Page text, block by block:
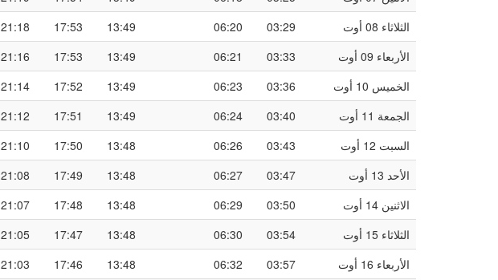
الثلاثاء 08 أوت
03:29
06:20
13:49
17:53
21:18
الأربعاء 09 أوت
03:33
06:21
13:49
17:53
21:16
الخميس 10 أوت
03:36
06:23
13:49
17:52
21:14
الجمعة 11 أوت
03:40
06:24
13:49
17:51
21:12
السبت 12 أوت
03:43
06:26
13:48
17:50
21:10
الأحد 13 أوت
03:47
06:27
13:48
17:49
21:08
الاثنين 14 أوت
03:50
06:29
13:48
17:48
21:07
الثلاثاء 15 أوت
03:54
06:30
13:48
17:47
21:05
الأربعاء 16 أوت
03:57
06:32
13:48
17:46
21:03